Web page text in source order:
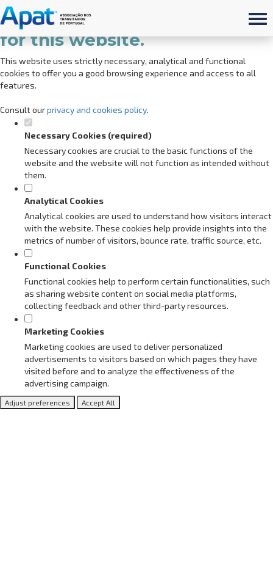
Set your cookie preferences
for this website.
This website uses strictly necessary, analytical and functional
cookies to offer you a good browsing experience and access to all
features.
Consult ourprivacy and cookies policy.
Necessary Cookies (required)
Necessary cookies are crucial to the basic functions of the
website and the website will not function as intended without
them.
Analytical Cookies
Analytical cookies are used to understand how visitors interact
with the website. These cookies help provide insights into the
metrics of number of visitors, bounce rate, traffic source, etc.
Functional Cookies
Functional cookies help to perform certain functionalities, such
as sharing website content on social media platforms,
collecting feedback and other third-party resources.
Marketing Cookies
Marketing cookies are used to deliver personalized
advertisements to visitors based on which pages they have
visited before and to analyze the effectiveness of the
advertising campaign.
Adjust preferences Accept All